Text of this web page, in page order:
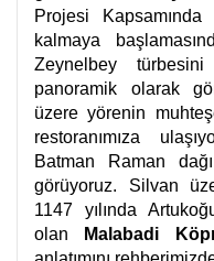
Projesi Kapsamında
kalmaya
Zeynelbey
panoramik olarak
üzere yörenin
restoranımıza
Batman Raman
görüyoruz. Silvan
1147 yılında
olan
Malabadi